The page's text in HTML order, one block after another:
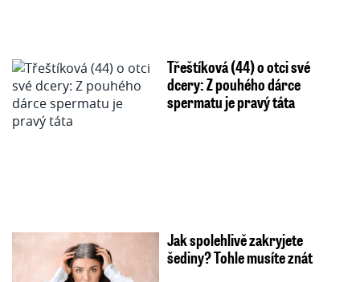
Třeštíková (44) o otci své
dcery: Z pouhého dárce
spermatu je pravý táta
Jak spolehlivě zakryjete
šediny? Tohle musíte znát